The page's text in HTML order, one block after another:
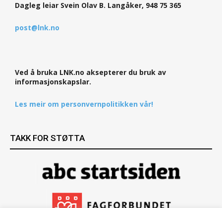
Dagleg leiar Svein Olav B. Langåker, 948 75 365
post@lnk.no
Ved å bruka LNK.no aksepterer du bruk av
informasjonskapslar.
Les meir om personvernpolitikken vår!
TAKK FOR STØTTA